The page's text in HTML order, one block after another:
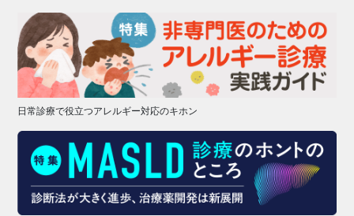
日常診療で役立つアレルギー対応のキホン